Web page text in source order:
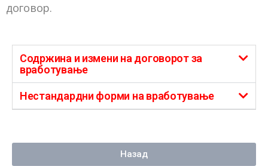
договор.
Содржина и измени на договорот за
вработување
Нестандардни форми на вработување
Назад